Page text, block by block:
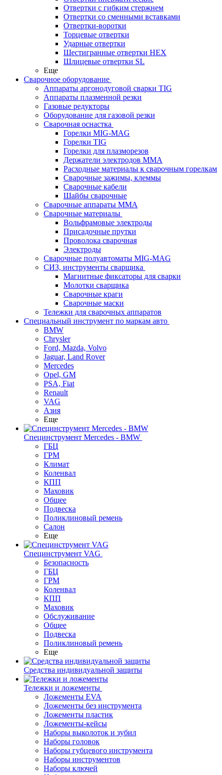
Отвертки с гибким стержнем
Отвертки со сменными вставками
Отвертки-воротки
Торцевые отвертки
Ударные отвертки
Шестигранные отвертки HEX
Шлицевые отвертки SL
Еще
Сварочное оборудование
Аппараты аргонодуговой сварки TIG
Аппараты плазменной резки
Газовые редукторы
Оборудование для газовой резки
Сварочная оснастка
Горелки MIG-MAG
Горелки TIG
Горелки для плазморезов
Держатели электродов ММА
Расходные материалы к сварочным горелкам
Сварочные зажимы, клеммы
Сварочные кабели
Шайбы сварочные
Сварочные аппараты MMA
Сварочные материалы
Вольфрамовые электроды
Присадочные прутки
Проволока сварочная
Электроды
Сварочные полуавтоматы MIG-MAG
СИЗ, инструменты сварщика
Магнитные фиксаторы для сварки
Молотки сварщика
Сварочные краги
Сварочные маски
Тележки для сварочных аппаратов
Специальный инструмент по маркам авто
BMW
Chrysler
Ford, Mazda, Volvo
Jaguar, Land Rover
Mercedes
Opel, GM
PSA, Fiat
Renault
VAG
Азия
Еще
Специнструмент Mercedes - BMW
ГБЦ
ГРМ
Климат
Коленвал
КПП
Маховик
Общее
Подвеска
Поликлиновый ремень
Салон
Еще
Специнструмент VAG
Безопасность
ГБЦ
ГРМ
Коленвал
КПП
Маховик
Обслуживание
Общее
Подвеска
Поликлиновый ремень
Еще
Средства индивидуальной защиты
Тележки и ложементы
Ложементы EVA
Ложементы без инструмента
Ложементы пластик
Ложементы-кейсы
Наборы выколоток и зубил
Наборы головок
Наборы губцевого инструмента
Наборы инструментов
Наборы ключей